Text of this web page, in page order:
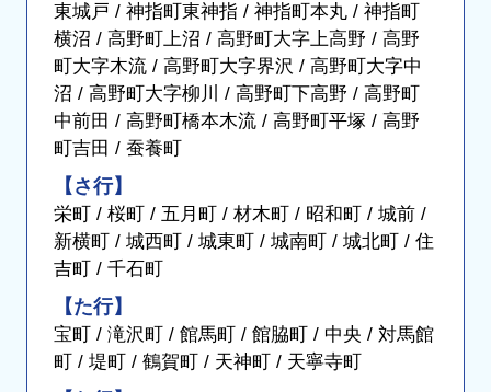
東城戸 / 神指町東神指 / 神指町本丸 / 神指町
横沼 / 高野町上沼 / 高野町大字上高野 / 高野
町大字木流 / 高野町大字界沢 / 高野町大字中
沼 / 高野町大字柳川 / 高野町下高野 / 高野町
中前田 / 高野町橋本木流 / 高野町平塚 / 高野
町吉田 / 蚕養町
【さ行】
栄町 / 桜町 / 五月町 / 材木町 / 昭和町 / 城前 /
新横町 / 城西町 / 城東町 / 城南町 / 城北町 / 住
吉町 / 千石町
【た行】
宝町 / 滝沢町 / 館馬町 / 館脇町 / 中央 / 対馬館
町 / 堤町 / 鶴賀町 / 天神町 / 天寧寺町